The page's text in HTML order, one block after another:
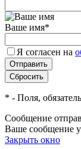
Ваше имя*
Я согласен на
* - Поля,
Сообщение
Ваше сообщение
Закрыть окно